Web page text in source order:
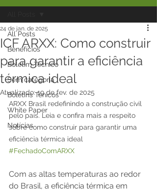
All Posts
Benefícios
Boletim Técnico
Sem categoria
Boletins Ténicos
White Paper
Notícias
ICF ARXX: Como construir
para garantir a eficiência
térmica ideal
24 de jan. de 2025
Atualizado:19 de fev. de 2025
ARXX Brasil redefinindo a construção civil
pelo país. Leia e confira mais a respeito
sobre como construir para garantir uma
eficiência térmica ideal
#FechadoComARXX
Com as altas temperaturas ao redor
do Brasil, a eficiência térmica em